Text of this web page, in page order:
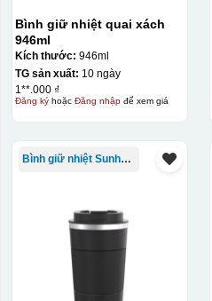
Bình giữ nhiệt quai xách
946ml
Kích thước: 946ml
TG sản xuất: 10 ngày
1**.000 ₫
Đăng kýhoặc Đăng nhậpđể xem giá
Bình giữ nhiệt Sunhouse